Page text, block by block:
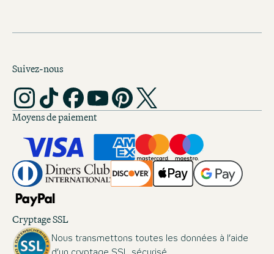
Suivez-nous
Moyens de paiement
Cryptage SSL
Nous transmettons toutes les données à l’aide